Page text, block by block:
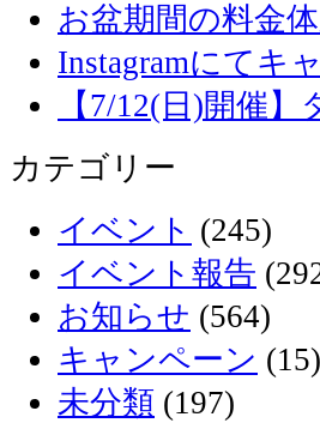
お盆期間の料金
Instagramにてキ
【7/12(日)開催
カテゴリー
イベント (245)
イベント報告
お知らせ (564)
キャンペーン (15)
未分類 (197)